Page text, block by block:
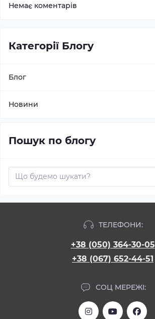
Немає коментарів
Категорії Блогу
Блог
Новини
Пошук по блогу
ТЕЛЕФОНИ:
+38 (050) 364-30-05
+38 (067) 652-44-51
СОЦ МЕРЕЖІ: